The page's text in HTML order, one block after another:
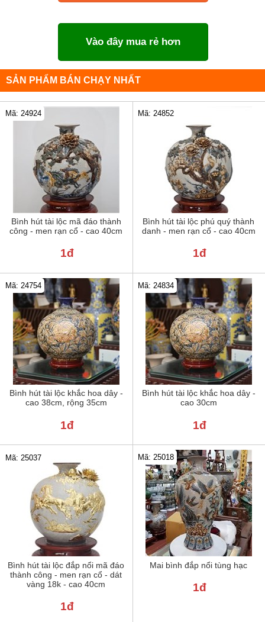
Vào đây mua rẻ hơn
SẢN PHẨM BÁN CHẠY NHẤT
Bình hút tài lộc mã đáo thành
công - men rạn cổ - cao 40cm
Mã: 24924
1đ
Bình hút tài lộc phú quý thành
danh - men rạn cổ - cao 40cm
Mã: 24852
1đ
Bình hút tài lộc khắc hoa dây -
cao 38cm, rộng 35cm
Mã: 24754
1đ
Bình hút tài lộc khắc hoa dây -
cao 30cm
Mã: 24834
1đ
Bình hút tài lộc đắp nổi mã đáo
thành công - men rạn cổ - dát
vàng 18k - cao 40cm
Mã: 25037
1đ
Mai bình đắp nổi tùng hạc
Mã: 25018
1đ